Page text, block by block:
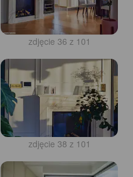
zdjęcie 36 z 101
zdjęcie 38 z 101